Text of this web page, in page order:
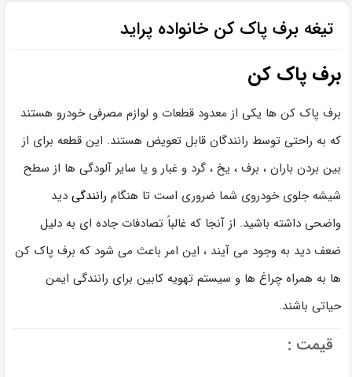
تیغه برف پاک کن خانواده پراید
برف پاک کن
برف پاک کن ها یکی از معدود قطعات و لوازم مصرفی خودرو هستند
که به راحتی توسط رانندگان قابل تعویض هستند. این قطعه برای از
بین بردن باران ، برف ، یخ ، گرد و غبار و یا سایر آلودگی ها از سطح
شیشه جلوی خودروی شما ضروری است تا هنگام رانندگی دید
واضحی داشته باشید. از آنجا که غالباً تصادفات جاده ای به دلیل
ضعف دید به وجود می آیند ، این امر باعث می شود که برف پاک کن
ها به همراه چراغ ها و سیستم تهویه کابین برای رانندگی ایمن
حیاتی باشند.
قیمت :